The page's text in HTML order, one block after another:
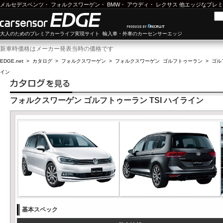
メルセデスベンツ ・ フォルクスワーゲン ・ BMW・ アウディ ・ レクサス 他エッジなプレ
大人のためのプレミアカーライフ実現サイト 輸入車・外車のカーセンサーエッジ
新車時価格はメーカー発表当時の価格です
EDGE.net > カタログ > フォルクスワーゲン > フォルクスワーゲン ゴルフトゥーラン > ゴル
イン
フォルクスワーゲン ゴルフトゥーラン TSI ハイライン
基本スペック